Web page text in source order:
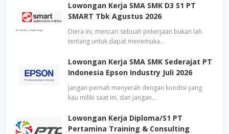
Lowongan Kerja SMA SMK D3 S1 PT
SMART Tbk Agustus 2026
Diera ini, mencari sebuah pekerjaan bukan lah
tentang untuk dapat menemuka…
Lowongan Kerja SMA SMK Sederajat PT
Indonesia Epson Industry Juli 2026
Jangan pernah menyerah dengan kondisi yang
kau miliki saat ini, dan jangan…
Lowongan Kerja Diploma/S1 PT
Pertamina Training & Consulting